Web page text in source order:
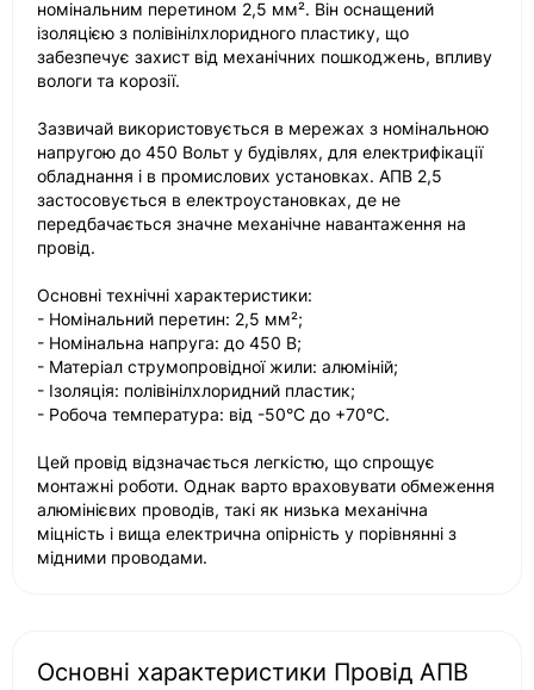
номінальним перетином 2,5 мм². Він оснащений
ізоляцією з полівінілхлоридного пластику, що
забезпечує захист від механічних пошкоджень, впливу
вологи та корозії.
Зазвичай використовується в мережах з номінальною
напругою до 450 Вольт у будівлях, для електрифікації
обладнання і в промислових установках. АПВ 2,5
застосовується в електроустановках, де не
передбачається значне механічне навантаження на
провід.
Основні технічні характеристики:
- Номінальний перетин: 2,5 мм²;
- Номінальна напруга: до 450 В;
- Матеріал струмопровідної жили: алюміній;
- Ізоляція: полівінілхлоридний пластик;
- Робоча температура: від -50°C до +70°C.
Цей провід відзначається легкістю, що спрощує
монтажні роботи. Однак варто враховувати обмеження
алюмінієвих проводів, такі як низька механічна
міцність і вища електрична опірність у порівнянні з
мідними проводами.
Основні характеристики Провід АПВ